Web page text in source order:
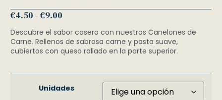
€4.50 -€9.00
Descubre el sabor casero con nuestros Canelones de
Carne. Rellenos de sabrosa carne y pasta suave,
cubiertos con queso rallado en la parte superior.
Unidades